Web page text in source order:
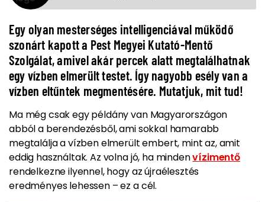
Egy olyan mesterséges intelligenciával működő
szonárt kapott a Pest Megyei Kutató-Mentő
Szolgálat, amivel akár percek alatt megtalálhatnak
egy vízben elmerült testet. Így nagyobb esély van a
vízben eltűntek megmentésére. Mutatjuk, mit tud!
Ma még csak egy példány van Magyarországon
abból a berendezésből, ami sokkal hamarabb
megtalálja a vízben elmerült embert, mint az, amit
eddig használtak. Az volna jó, ha mindenvízimentő
rendelkezne ilyennel, hogy az újraélesztés
eredményes lehessen – ez a cél.